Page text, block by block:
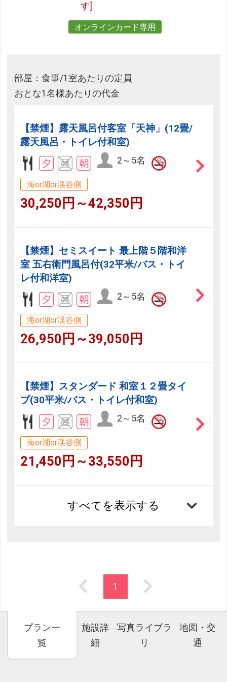
す]
オンラインカード専用
部屋：食事/1室あたりの定員
おとな1名様あたりの代金
【禁煙】露天風呂付客室「天神」(12畳/
露天風呂・トイレ付和室)
2～5名
海or湖or渓谷側
30,250円～42,350円
【禁煙】セミスイート 最上階５階和洋
室 五右衛門風呂付(32平米/バス・トイ
レ付和洋室)
2～5名
海or湖or渓谷側
26,950円～39,050円
【禁煙】スタンダード 和室１２畳タイ
プ(30平米/バス・トイレ付和室)
2～5名
海or湖or渓谷側
21,450円～33,550円
すべてを表示する
1
プラン一
覧
施設詳
細
写真ライブラ
リ
地図・交
通